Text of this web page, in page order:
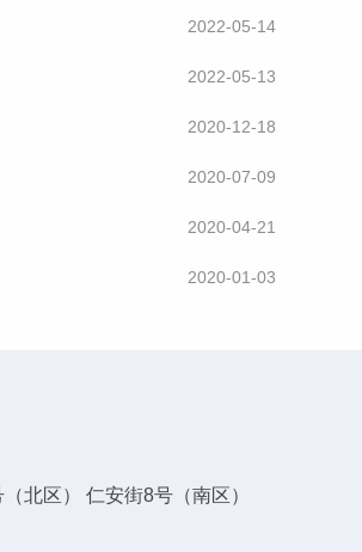
2022-05-14
2022-05-13
2020-12-18
2020-07-09
2020-04-21
2020-01-03
北区） 仁安街8号（南区）